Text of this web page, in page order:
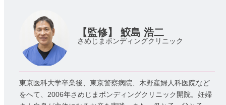
【監修】 鮫島 浩二
さめじまボンディングクリニック
東京医科大学卒業後、東京警察病院、木野産婦人科医院など
をへて、2006年さめじまボンディングクリニック開院。妊婦